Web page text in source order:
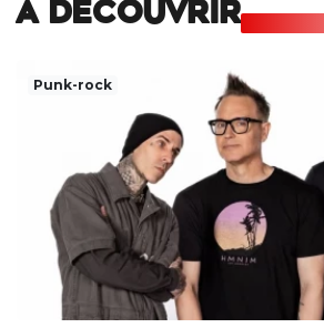
A DECOUVRIR
Punk-rock